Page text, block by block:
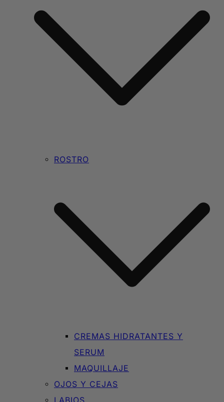
ROSTRO
CREMAS HIDRATANTES Y
SERUM
MAQUILLAJE
OJOS Y CEJAS
LABIOS